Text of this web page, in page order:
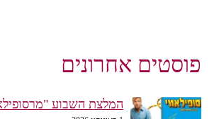
פוסטים אחרונים
המלצת השבוע